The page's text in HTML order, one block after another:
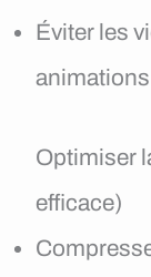
Éviter les
Optimiser
efficace)